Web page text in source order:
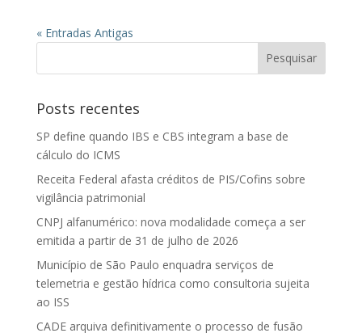
« Entradas Antigas
Posts recentes
SP define quando IBS e CBS integram a base de
cálculo do ICMS
Receita Federal afasta créditos de PIS/Cofins sobre
vigilância patrimonial
CNPJ alfanumérico: nova modalidade começa a ser
emitida a partir de 31 de julho de 2026
Município de São Paulo enquadra serviços de
telemetria e gestão hídrica como consultoria sujeita
ao ISS
CADE arquiva definitivamente o processo de fusão